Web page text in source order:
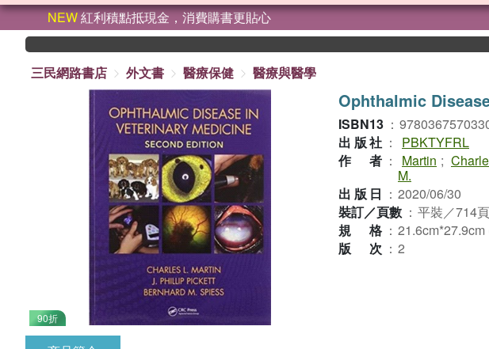
NEW紅利積點抵現金，消費購書更貼心
三民網路書店
外文書 醫療保健 醫療與醫學
90折
Ophthalmic
ISBN13 ：
出版社 ：
PBKTYFRL
作者 ： Martin ;
M.
出版日 ： 2020/06/30
裝訂／頁數 ： 平裝／714頁
規格 ： 21.6cm*27.9cm
版次 ： 2